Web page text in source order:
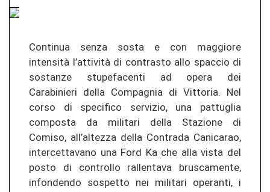
Continua senza sosta e con maggiore
intensità l’attività di contrasto allo spaccio di
sostanze stupefacenti ad opera dei
Carabinieri della Compagnia di Vittoria. Nel
corso di specifico servizio, una pattuglia
composta da militari della Stazione di
Comiso, all’altezza della Contrada Canicarao,
intercettavano una Ford Ka che alla vista del
posto di controllo rallentava bruscamente,
infondendo sospetto nei militari operanti, i